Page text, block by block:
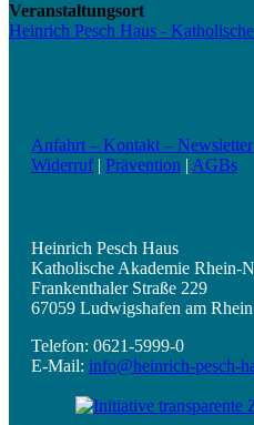
Veranstaltungsort
Heinrich Pesch Haus -
Anfahrt – Kontakt – Newsletter
Widerruf| Prävention | AGBs
Heinrich Pesch Haus
Katholische Akademie Rhein-
Frankenthaler Straße 229
67059 Ludwigshafen am Rhein
Telefon: 0621-5999-0
E-Mail: info@heinrich-pesch-